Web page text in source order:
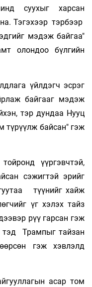
суухыг харсан
Тэгэхээр тэрбээр
мэдэж байгаа"
олондоо бүлгийн
үйлдэгч эсрэг
байгааг мэдэж
тэр дундаа Нууц
түрүүлж байсан" гэж
үүргэвчтэй,
сэжигтэй эрийг
түүнийг хайж
үг хэлэх тайз
рүү гарсан гэж
тэд Трампыг тайзан
гэж хэвлэлд
асар том